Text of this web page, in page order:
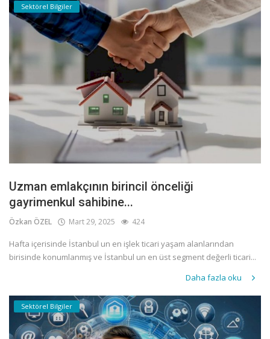
Sektörel Bilgiler
Uzman emlakçının birincil önceliği
gayrimenkul sahibine...
Özkan ÖZEL Mart 29, 2025 424
Hafta içerisinde İstanbul un en işlek ticari yaşam alanlarından
birisinde konumlanmış ve İstanbul un en üst segment değerli ticari...
Daha fazla oku
Sektörel Bilgiler